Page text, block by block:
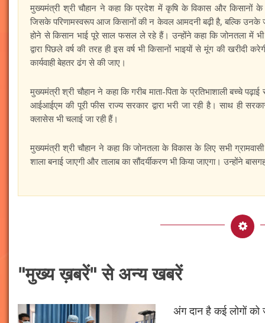
मुख्यमंत्री श्री चौहान ने कहा कि प्रदेश में कृषि के विकास और किसानों
जिसके परिणामस्वरूप आज किसानों की न केवल आमदनी बढ़ी है, बल्कि उनके
होने से किसान भाई पूरे साल फसल ले रहे हैं। उन्होंने कहा कि जोनतला में भी
द्वारा पिछले वर्ष की तरह ही इस वर्ष भी किसानों भाइयों से मूंग की
कार्यवाही बेहतर ढंग से की जाए।
मुख्यमंत्री श्री चौहान ने कहा कि गरीब माता-पिता के प्रतिभाशाली बच्चे
आईआईएम की पूरी फीस राज्य सरकार द्वारा भरी जा रही है। साथ ही
क्लासेस भी चलाई जा रही हैं।
मुख्यमंत्री श्री चौहान ने कहा कि जोनतला के विकास के लिए सभी
शाला बनाई जाएगी और तालाब का सौंदर्यीकरण भी किया जाएगा। उन्होंने
"मुख्य ख़बरें" से अन्य खबरें
अंग दान है कई लोगों को